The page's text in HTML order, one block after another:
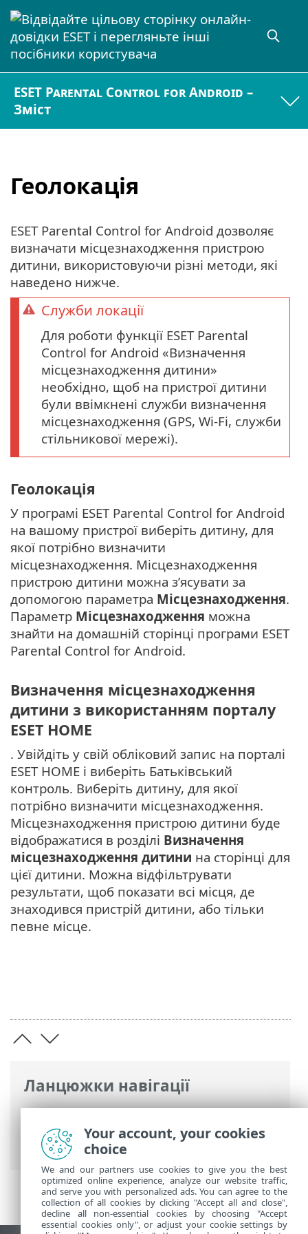
ESET Parental Control for Android –
Зміст
Геолокація
Ланцюжки навігації
Інтерактивна довідка ESET>ESET
Parental Control for Android>
Геолокація
ESET Parental Control for Android дозволяє
визначати місцезнаходження пристрою
дитини, використовуючи різні методи, які
наведено нижче.
Служби локації
Для роботи функції ESET Parental
Control for Android «Визначення
місцезнаходження дитини»
необхідно, щоб на пристрої дитини
були ввімкнені служби визначення
місцезнаходження (GPS, Wi-Fi, служби
стільникової мережі).
Геолокація
У програмі ESET Parental Control for Android
на вашому пристрої виберіть дитину, для
якої потрібно визначити
місцезнаходження. Місцезнаходження
пристрою дитини можна з’ясувати за
допомогою параметра Місцезнаходження.
Параметр Місцезнаходження можна
знайти на домашній сторінці програми ESET
Parental Control for Android.
Визначення місцезнаходження
дитини з використанням порталу
ESET HOME
. Увійдіть у свій обліковий запис на порталі
ESET HOME і виберіть Батьківський
контроль. Виберіть дитину, для якої
потрібно визначити місцезнаходження.
Місцезнаходження пристрою дитини буде
відображатися в розділі Визначення
місцезнаходження дитини на сторінці для
цієї дитини. Можна відфільтрувати
результати, щоб показати всі місця, де
знаходився пристрій дитини, або тільки
певне місце.
Your account, your cookies
choice
We and our partners use cookies to give you the best
optimized online experience, analyze our website traffic,
and serve you with personalized ads. You can agree to the
collection of all cookies by clicking "Accept all and close",
decline all non-essential cookies by choosing "Accept
essential cookies only", or adjust your cookie settings by